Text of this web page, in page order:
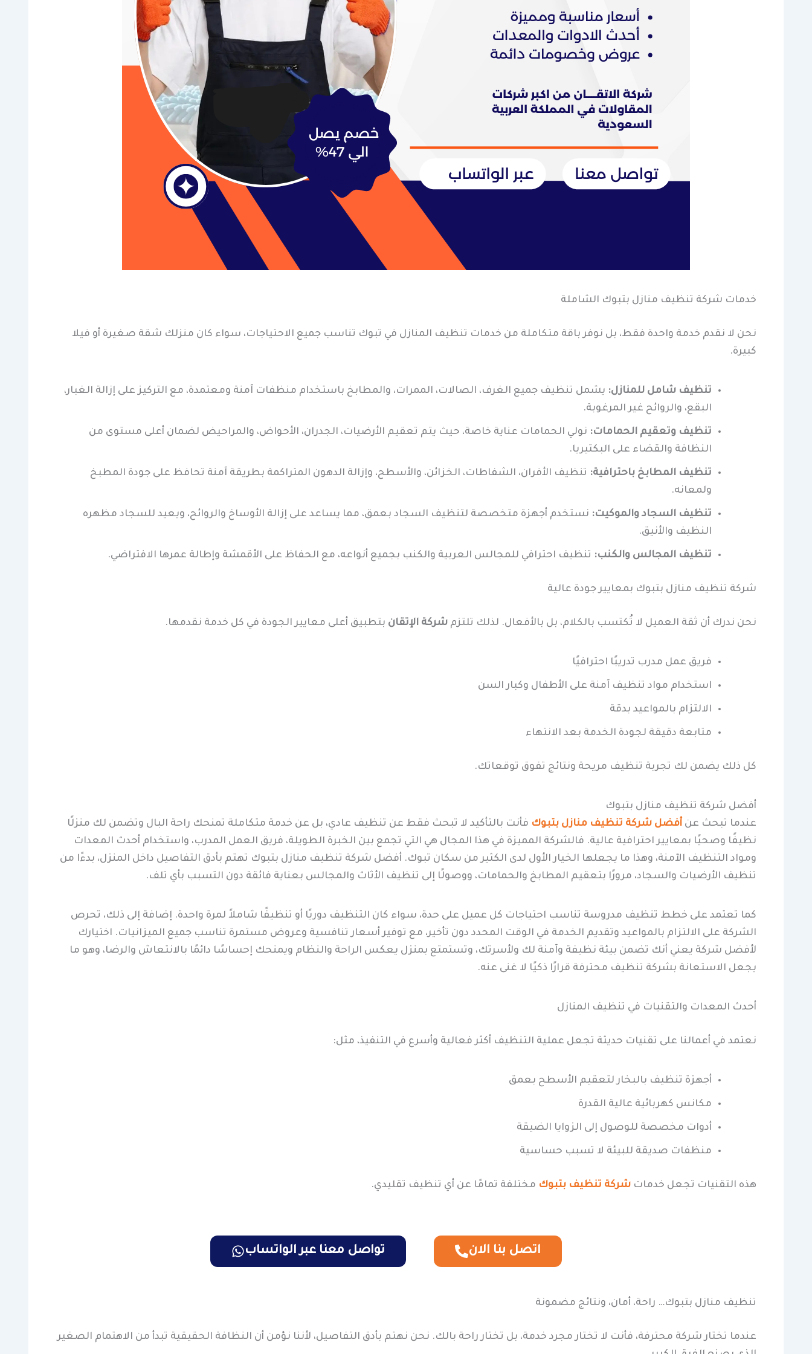
خدمات شركة تنظيف منازل بتبوك الشاملة
نحن لا نقدم خدمة واحدة فقط، بل نوفر باقة متكاملة من خدمات تنظيف المنازل في تبوك تناسب جميع الاحتياجات، سواء كان منزلك شقة صغيرة أو فيلا
كبيرة.
تنظيف شامل للمنازل: يشمل تنظيف جميع الغرف، الصالات، الممرات، والمطابخ باستخدام منظفات آمنة ومعتمدة، مع التركيز على إزالة الغبار،
البقع، والروائح غير المرغوبة.
تنظيف وتعقيم الحمامات: نولي الحمامات عناية خاصة، حيث يتم تعقيم الأرضيات، الجدران، الأحواض، والمراحيض لضمان أعلى مستوى من
النظافة والقضاء على البكتيريا.
تنظيف المطابخ باحترافية: تنظيف الأفران، الشفاطات، الخزائن، والأسطح، وإزالة الدهون المتراكمة بطريقة آمنة تحافظ على جودة المطبخ
ولمعانه.
تنظيف السجاد والموكيت: نستخدم أجهزة متخصصة لتنظيف السجاد بعمق، مما يساعد على إزالة الأوساخ والروائح، ويعيد للسجاد مظهره
النظيف والأنيق.
تنظيف المجالس والكنب: تنظيف احترافي للمجالس العربية والكنب بجميع أنواعه، مع الحفاظ على الأقمشة وإطالة عمرها الافتراضي.
شركة تنظيف منازل بتبوك بمعايير جودة عالية
نحن ندرك أن ثقة العميل لا تُكتسب بالكلام، بل بالأفعال. لذلك تلتزم شركة الإتقان بتطبيق أعلى معايير الجودة في كل خدمة نقدمها.
فريق عمل مدرب تدريبًا احترافيًا
استخدام مواد تنظيف آمنة على الأطفال وكبار السن
الالتزام بالمواعيد بدقة
متابعة دقيقة لجودة الخدمة بعد الانتهاء
كل ذلك يضمن لك تجربة تنظيف مريحة ونتائج تفوق توقعاتك.
أفضل شركة تنظيف منازل بتبوك
عندما تبحث عن أفضل شركة تنظيف منازل بتبوك فأنت بالتأكيد لا تبحث فقط عن تنظيف عادي، بل عن خدمة متكاملة تمنحك راحة البال وتضمن لك منزلًا
نظيفًا وصحيًا بمعايير احترافية عالية. فالشركة المميزة في هذا المجال هي التي تجمع بين الخبرة الطويلة، فريق العمل المدرب، واستخدام أحدث المعدات
ومواد التنظيف الآمنة، وهذا ما يجعلها الخيار الأول لدى الكثير من سكان تبوك. أفضل شركة تنظيف منازل بتبوك تهتم بأدق التفاصيل داخل المنزل، بدءًا من
تنظيف الأرضيات والسجاد، مرورًا بتعقيم المطابخ والحمامات، ووصولًا إلى تنظيف الأثاث والمجالس بعناية فائقة دون التسبب بأي تلف.
كما تعتمد على خطط تنظيف مدروسة تناسب احتياجات كل عميل على حدة، سواء كان التنظيف دوريًا أو تنظيفًا شاملاً لمرة واحدة. إضافة إلى ذلك، تحرص
الشركة على الالتزام بالمواعيد وتقديم الخدمة في الوقت المحدد دون تأخير، مع توفير أسعار تنافسية وعروض مستمرة تناسب جميع الميزانيات. اختيارك
لأفضل شركة يعني أنك تضمن بيئة نظيفة وآمنة لك ولأسرتك، وتستمتع بمنزل يعكس الراحة والنظام ويمنحك إحساسًا دائمًا بالانتعاش والرضا، وهو ما
يجعل الاستعانة بشركة تنظيف محترفة قرارًا ذكيًا لا غنى عنه.
أحدث المعدات والتقنيات في تنظيف المنازل
نعتمد في أعمالنا على تقنيات حديثة تجعل عملية التنظيف أكثر فعالية وأسرع في التنفيذ، مثل:
أجهزة تنظيف بالبخار لتعقيم الأسطح بعمق
مكانس كهربائية عالية القدرة
أدوات مخصصة للوصول إلى الزوايا الضيقة
منظفات صديقة للبيئة لا تسبب حساسية
هذه التقنيات تجعل خدمات شركة تنظيف بتبوك مختلفة تمامًا عن أي تنظيف تقليدي.
اتصل بنا الان تواصل معنا عبر الواتساب
تنظيف منازل بتبوك… راحة، أمان، ونتائج مضمونة
عندما تختار شركة محترفة، فأنت لا تختار مجرد خدمة، بل تختار راحة بالك. نحن نهتم بأدق التفاصيل، لأننا نؤمن أن النظافة الحقيقية تبدأ من الاهتمام الصغير